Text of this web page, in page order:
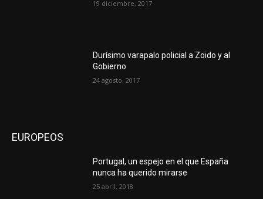
19 diciembre, 2017
Durísimo varapalo policial a Zoido y al
Gobierno
24 agosto, 2017
EUROPEOS
Portugal, un espejo en el que España
nunca ha querido mirarse
25 abril, 2018